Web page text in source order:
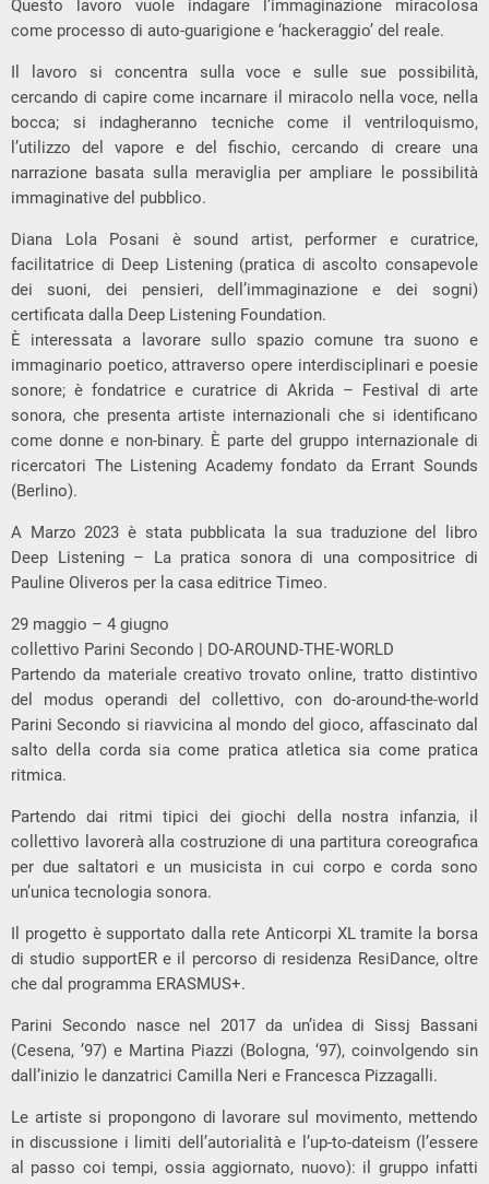
Questo lavoro vuole indagare l’immaginazione miracolosa
come processo di auto-guarigione e ‘hackeraggio’ del reale.
Il lavoro si concentra sulla voce e sulle sue possibilità,
cercando di capire come incarnare il miracolo nella voce, nella
bocca; si indagheranno tecniche come il ventriloquismo,
l’utilizzo del vapore e del fischio, cercando di creare una
narrazione basata sulla meraviglia per ampliare le possibilità
immaginative del pubblico.
Diana Lola Posani è sound artist, performer e curatrice,
facilitatrice di Deep Listening (pratica di ascolto consapevole
dei suoni, dei pensieri, dell’immaginazione e dei sogni)
certificata dalla Deep Listening Foundation.
È interessata a lavorare sullo spazio comune tra suono e
immaginario poetico, attraverso opere interdisciplinari e poesie
sonore; è fondatrice e curatrice di Akrida – Festival di arte
sonora, che presenta artiste internazionali che si identificano
come donne e non-binary. È parte del gruppo internazionale di
ricercatori The Listening Academy fondato da Errant Sounds
(Berlino).
A Marzo 2023 è stata pubblicata la sua traduzione del libro
Deep Listening – La pratica sonora di una compositrice di
Pauline Oliveros per la casa editrice Timeo.
29 maggio – 4 giugno
collettivo Parini Secondo | DO-AROUND-THE-WORLD
Partendo da materiale creativo trovato online, tratto distintivo
del modus operandi del collettivo, con do-around-the-world
Parini Secondo si riavvicina al mondo del gioco, affascinato dal
salto della corda sia come pratica atletica sia come pratica
ritmica.
Partendo dai ritmi tipici dei giochi della nostra infanzia, il
collettivo lavorerà alla costruzione di una partitura coreografica
per due saltatori e un musicista in cui corpo e corda sono
un’unica tecnologia sonora.
Il progetto è supportato dalla rete Anticorpi XL tramite la borsa
di studio supportER e il percorso di residenza ResiDance, oltre
che dal programma ERASMUS+.
Parini Secondo nasce nel 2017 da un’idea di Sissj Bassani
(Cesena, ’97) e Martina Piazzi (Bologna, ‘97), coinvolgendo sin
dall’inizio le danzatrici Camilla Neri e Francesca Pizzagalli.
Le artiste si propongono di lavorare sul movimento, mettendo
in discussione i limiti dell’autorialità e l’up-to-dateism (l’essere
al passo coi tempi, ossia aggiornato, nuovo): il gruppo infatti